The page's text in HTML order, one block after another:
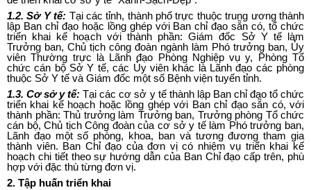
1.2.Sở Y tế: Tại các tỉnh, thành phố trực thuộc trung ương thành
lập Ban chỉ đạo hoặc lồng ghép với Ban chỉ đạo sẵn có, tổ chức
triển khai kế hoạch với thành phần: Giám đốc Sở Y tế làm
Trưởng ban, Chủ tịch công đoàn ngành làm Phó trưởng ban, Ủy
viên Thường trực là Lãnh đạo Phòng Nghiệp vụ y, Phòng Tổ
chức cán bộ Sở Y tế, các Ủy viên khác là Lãnh đạo các phòng
thuộc Sở Y tế và Giám đốc một số Bệnh viện tuyến tỉnh.
1.3.Cơ sở y tế: Tại các cơ sở y tế thành lập Ban chỉđạo tổchức
triển khai kế hoạch hoặc lồng ghép với Ban chỉ đạo sẵn có, với
thành phần: Thủ trưởng làm Trưởng ban, Trưởng phòng Tổ chức
cán bộ, Chủ tịch Công đoàn của cơ sở y tế làm Phó trưởng ban,
Lãnh đạo một số phòng, khoa, ban và tương đương tham gia
thành viên. Ban Chỉ đạo của đơn vị có nhiệm vụ triển khai kế
hoạch chi tiết theo sự hướng dẫn của Ban Chỉ đạo cấp trên, phù
hợp với đặc thù từng đơn vị.
2. Tập huấn triển khai